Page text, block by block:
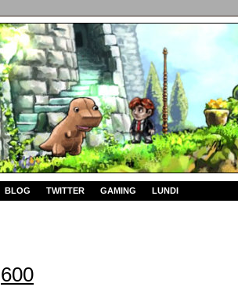
BLOG TWITTER GAMING LUNDI
600